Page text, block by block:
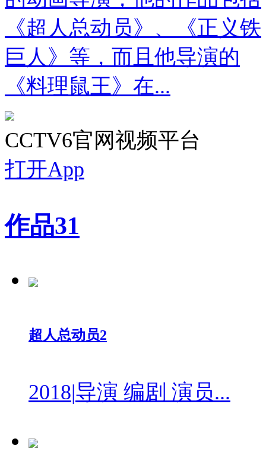
《超人总动员》、《正义铁
巨人》等，而且他导演的
《料理鼠王》在...
CCTV6官网视频平台
打开App
作品31
超人总动员2
2018|导演 编剧 演员...